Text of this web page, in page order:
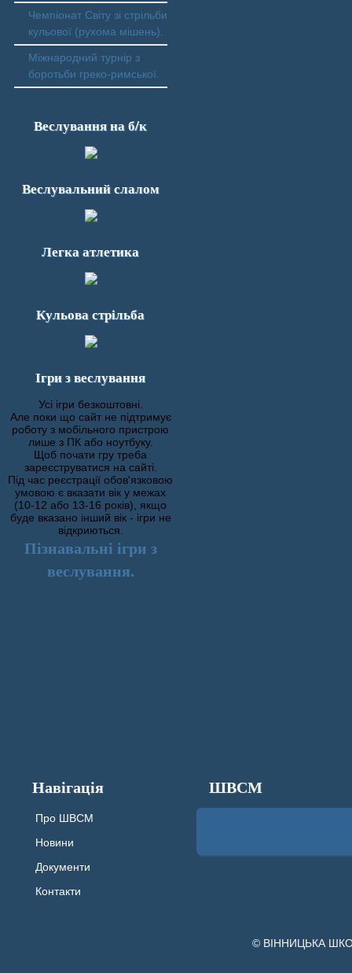
Чемпіонат Світу зі стрільби
кульової (рухома мішень).
Міжнародний турнір з
боротьби греко-римської.
Веслування на б/к
Веслувальний слалом
Легка атлетика
Кульова стрільба
Ігри з веслування
Усі ігри безкоштовні.
Але поки що сайт не підтримує
роботу з мобільного пристрою
лише з ПК або ноутбуку.
Щоб почати гру треба
зареєструватися на сайті.
Під час реєстрації обов'язковою
умовою є вказати вік у межах
(10-12 або 13-16 років), якщо
буде вказано інший вік - ігри не
відкриються.
Пізнавальні ігри з
веслування.
Навігація
Про ШВСМ
Новини
Документи
Контакти
ШВСМ
© ВІННИЦЬКА